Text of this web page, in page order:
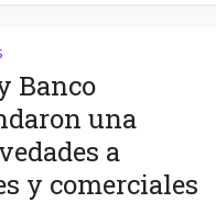
Banco
una
a
y comerciales